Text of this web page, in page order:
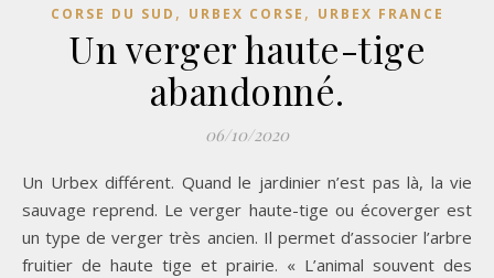
CORSE DU SUD , URBEX CORSE , URBEX FRANCE
Un verger haute-tige
abandonné.
06/10/2020
Un Urbex différent. Quand le jardinier n’est pas là, la vie
sauvage reprend. Le verger haute-tige ou écoverger est
un type de verger très ancien. Il permet d’associer l’arbre
fruitier de haute tige et prairie. « L’animal souvent des